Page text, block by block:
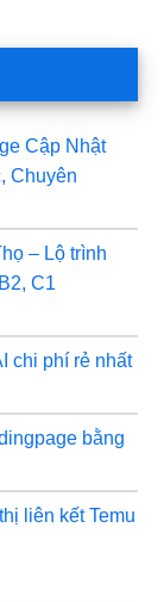
Cập Nhật
Chuyên
– Lộ trình
C1
chi phí rẻ nhất
bằng
liên kết Temu